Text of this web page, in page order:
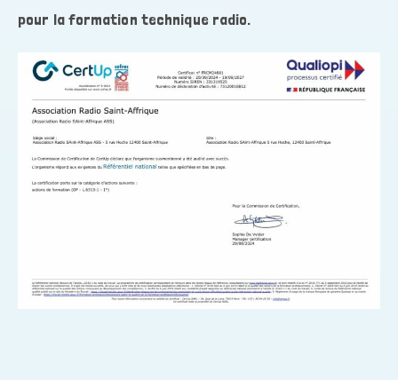
pour la formation technique radio.